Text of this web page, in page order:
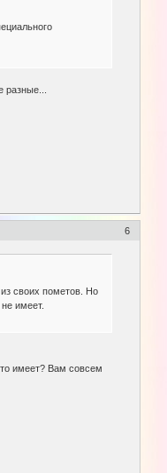
6
своих пометов. Но
имеет.
имеет? Вам совсем